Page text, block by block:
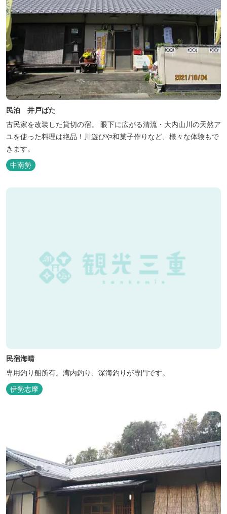
民泊 井戸ばた
古民家を改装した貸切の宿。 眼下に広がる清流・大内山川の天然ア
ユを使った料理は絶品！川遊びや和菓子作りなど、様々な体験もで
きます。
中南勢
民宿海晴
専用釣り船所有。湾内釣り、深海釣りが専門です。
伊勢志摩